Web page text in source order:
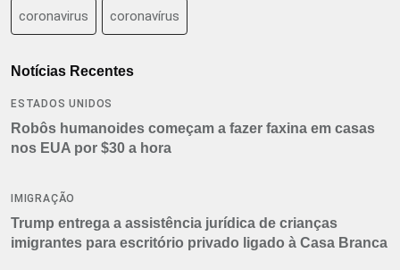
coronavirus coronavírus
Notícias Recentes
ESTADOS UNIDOS
Robôs humanoides começam a fazer faxina em casas
nos EUA por $30 a hora
IMIGRAÇÃO
Trump entrega a assistência jurídica de crianças
imigrantes para escritório privado ligado à Casa Branca